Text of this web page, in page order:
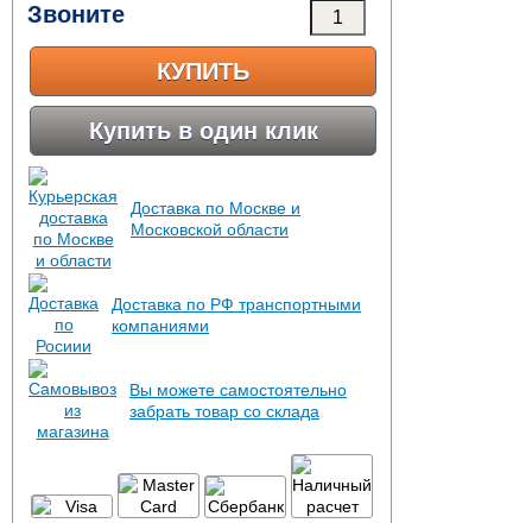
Звоните
КУПИТЬ
Купить в один клик
Доставка по Москве и
Московской области
Доставка по РФ транспортными
компаниями
Вы можете самостоятельно
забрать товар со склада